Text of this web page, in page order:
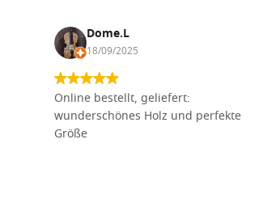
Dome.L
18/09/2025
Online bestellt, geliefert:
wunderschönes Holz und perfekte
Größe